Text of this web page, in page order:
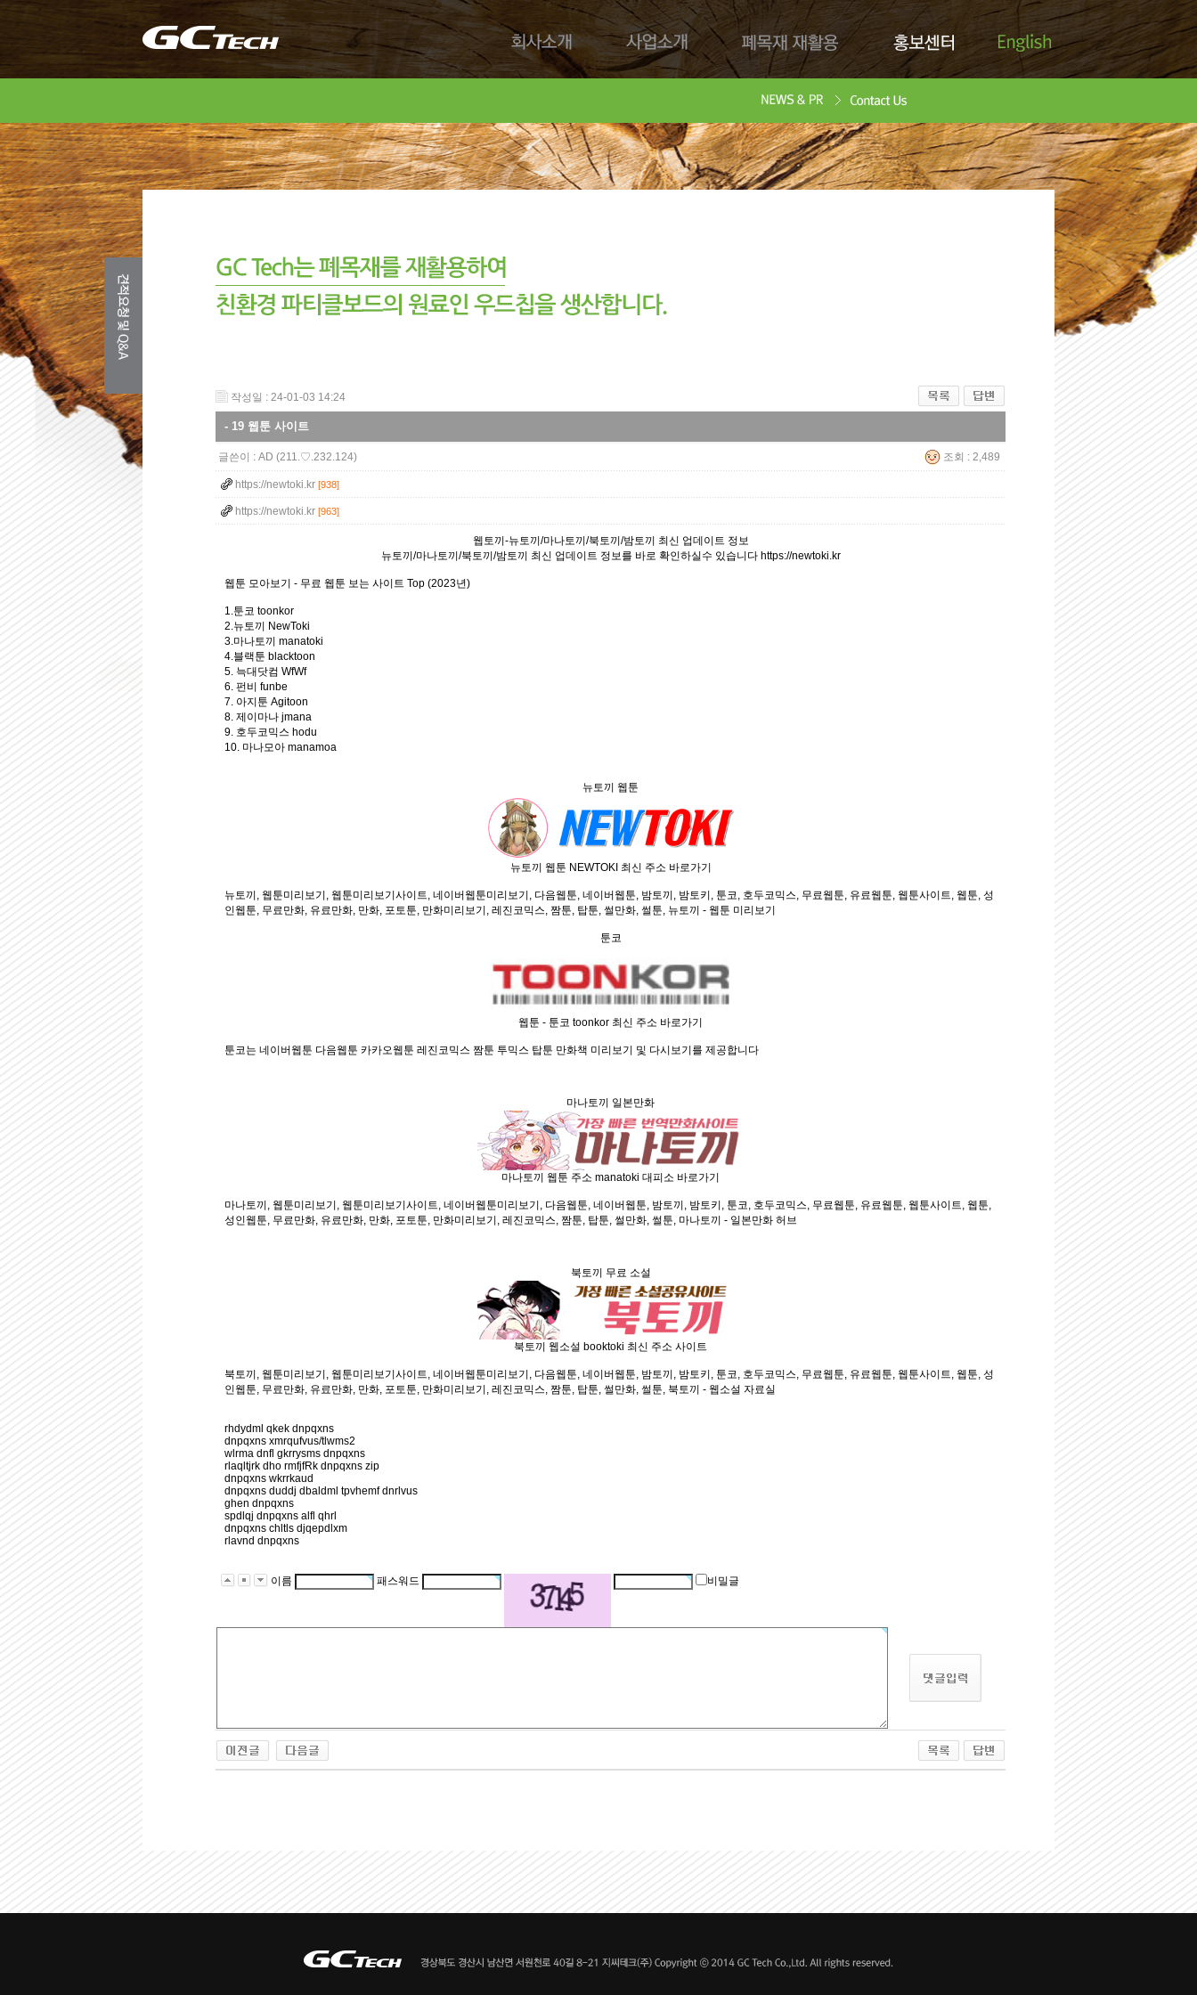
회사소개 사업소개 폐목재 재활용 홍보센터
Download
English
작성일 : 24-01-03 14:24
- 19 웹툰 사이트
글쓴이 : AD (211.♡.232.124) 조회 : 2,489
https://newtoki.kr [938]
https://newtoki.kr [963]
웹토끼-뉴토끼/마나토끼/북토끼/밤토끼 최신 업데이트 정보
뉴토끼/마나토끼/북토끼/밤토끼 최신 업데이트 정보를 바로 확인하실수 있습니다 https://newtoki.kr
웹툰 모아보기 - 무료 웹툰 보는 사이트 Top (2023년)
1.툰코 toonkor
2.뉴토끼 NewToki
3.마나토끼 manatoki
4.블랙툰 blacktoon
5. 늑대닷컴 WfWf
6. 펀비 funbe
7. 아지툰 Agitoon
8. 제이마나 jmana
9. 호두코믹스 hodu
10. 마나모아 manamoa
뉴토끼 웹툰
뉴토끼 웹툰 NEWTOKI 최신 주소 바로가기
뉴토끼, 웹툰미리보기, 웹툰미리보기사이트, 네이버웹툰미리보기, 다음웹툰, 네이버웹툰, 밤토끼, 밤토키, 툰코, 호두코믹스, 무료웹툰, 유료웹툰, 웹툰사이트, 웹툰, 성
인웹툰, 무료만화, 유료만화, 만화, 포토툰, 만화미리보기, 레진코믹스, 짬툰, 탑툰, 썰만화, 썰툰, 뉴토끼 - 웹툰 미리보기
툰코
웹툰 - 툰코 toonkor 최신 주소 바로가기
툰코는 네이버웹툰 다음웹툰 카카오웹툰 레진코믹스 짬툰 투믹스 탑툰 만화책 미리보기 및 다시보기를 제공합니다
마나토끼 일본만화
마나토끼 웹툰 주소 manatoki 대피소 바로가기
마나토끼, 웹툰미리보기, 웹툰미리보기사이트, 네이버웹툰미리보기, 다음웹툰, 네이버웹툰, 밤토끼, 밤토키, 툰코, 호두코믹스, 무료웹툰, 유료웹툰, 웹툰사이트, 웹툰,
성인웹툰, 무료만화, 유료만화, 만화, 포토툰, 만화미리보기, 레진코믹스, 짬툰, 탑툰, 썰만화, 썰툰, 마나토끼 - 일본만화 허브
북토끼 무료 소설
북토끼 웹소설 booktoki 최신 주소 사이트
북토끼, 웹툰미리보기, 웹툰미리보기사이트, 네이버웹툰미리보기, 다음웹툰, 네이버웹툰, 밤토끼, 밤토키, 툰코, 호두코믹스, 무료웹툰, 유료웹툰, 웹툰사이트, 웹툰, 성
인웹툰, 무료만화, 유료만화, 만화, 포토툰, 만화미리보기, 레진코믹스, 짬툰, 탑툰, 썰만화, 썰툰, 북토끼 - 웹소설 자료실
rhdydml qkek dnpqxns
dnpqxns xmrqufvus/tlwms2
wlrma dnfl gkrrysms dnpqxns
rlaqltjrk dho rmfjfRk dnpqxns zip
dnpqxns wkrrkaud
dnpqxns duddj dbaldml tpvhemf dnrlvus
ghen dnpqxns
spdlqj dnpqxns alfl qhrl
dnpqxns chltls djqepdlxm
rlavnd dnpqxns
이름 패스워드 비밀글